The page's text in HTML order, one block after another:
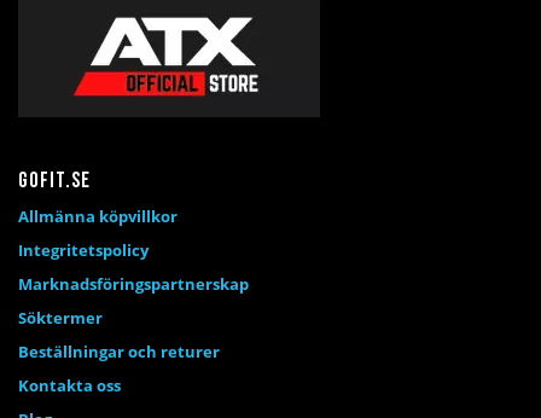
Gofit.se
Allmänna köpvillkor
Integritetspolicy
Marknadsföringspartnerskap
Söktermer
Beställningar och returer
Kontakta oss